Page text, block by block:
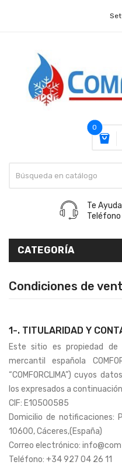
0
Te
CATEGORÍA
Condiciones de
1-. TITULARIDAD Y
Este sitio es propiedad
mercantil española
“COMFORCLIMA”) cuyos
los expresados a
CIF: E10500585
Domicilio de notificaciones:
10600, Cáceres,(España)
Correo electrónico:
Teléfono: +34 927 04 26 11